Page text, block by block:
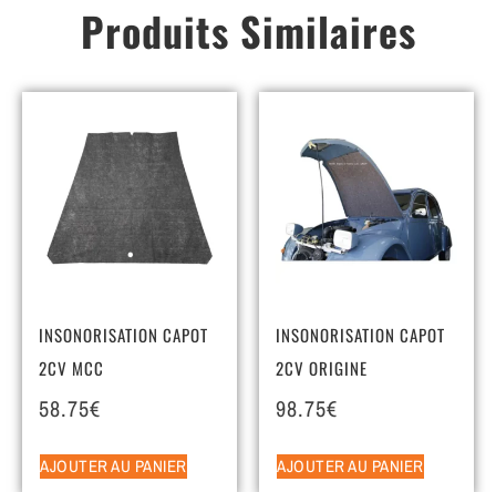
Produits Similaires
INSONORISATION CAPOT
2CV MCC
58.75€
AJOUTER AU PANIER
INSONORISATION CAPOT
2CV ORIGINE
98.75€
AJOUTER AU PANIER